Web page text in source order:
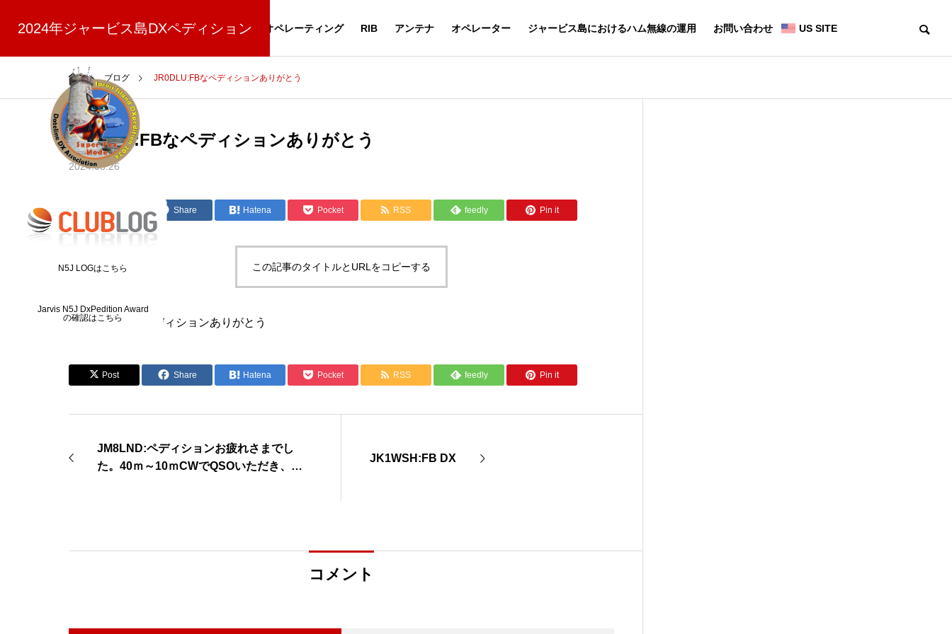
2024年ジャービス島DXペディション
NEWS スポンサー 寄付 オペレーティング RIB アンテナ オペレーター ジャービス島におけるハム無線の運用 お問い合わせ US SITE
N5J LOGはこちら
Jarvis N5J DxPedition Award
の確認はこちら
ブログ JR0DLU:FBなペディションありがとう
JR0DLU:FBなペディションありがとう
2024.08.26
Post Share Hatena Pocket RSS feedly Pin it
この記事のタイトルとURLをコピーする
JR0DLU:FBなペディションありがとう
Post Share Hatena Pocket RSS feedly Pin it
JM8LND:ペディションお疲れさまでし
た。40ｍ～10ｍCWでQSOいただき、ず
JK1WSH:FB DX
コメント